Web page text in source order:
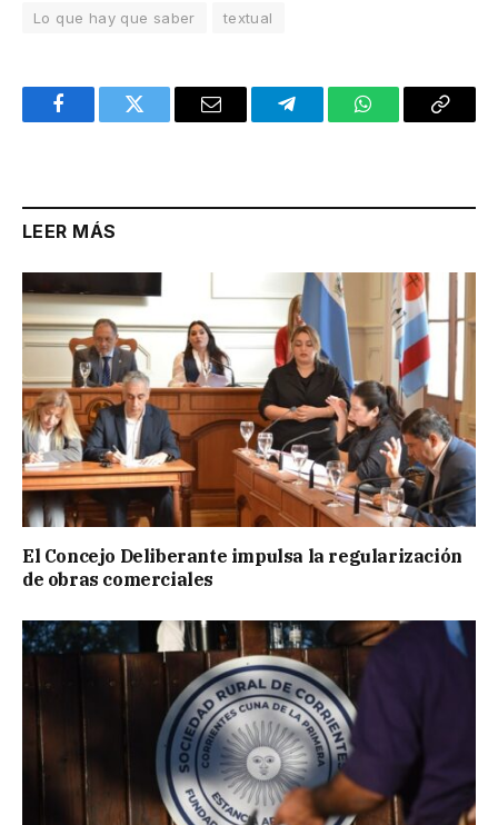
Lo que hay que saber textual
FacebookTwitter Email TelegramWhatsAppCopy
LEER MÁS
El Concejo Deliberante impulsa la regularización
de obras comerciales